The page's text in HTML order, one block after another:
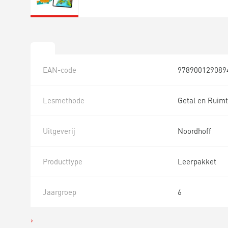
EAN-code
Lesmethode Getal en
Uitgeverij Noordhoff
Producttype Leerpakket
Jaargroep 6